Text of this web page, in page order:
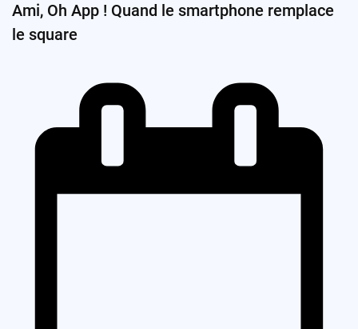
Ami, Oh App ! Quand le smartphone remplace
le square